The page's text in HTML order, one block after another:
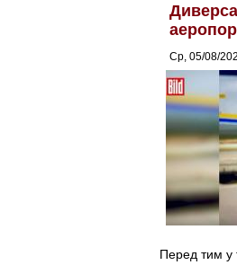
Ср, 05/08/
Перед тим у